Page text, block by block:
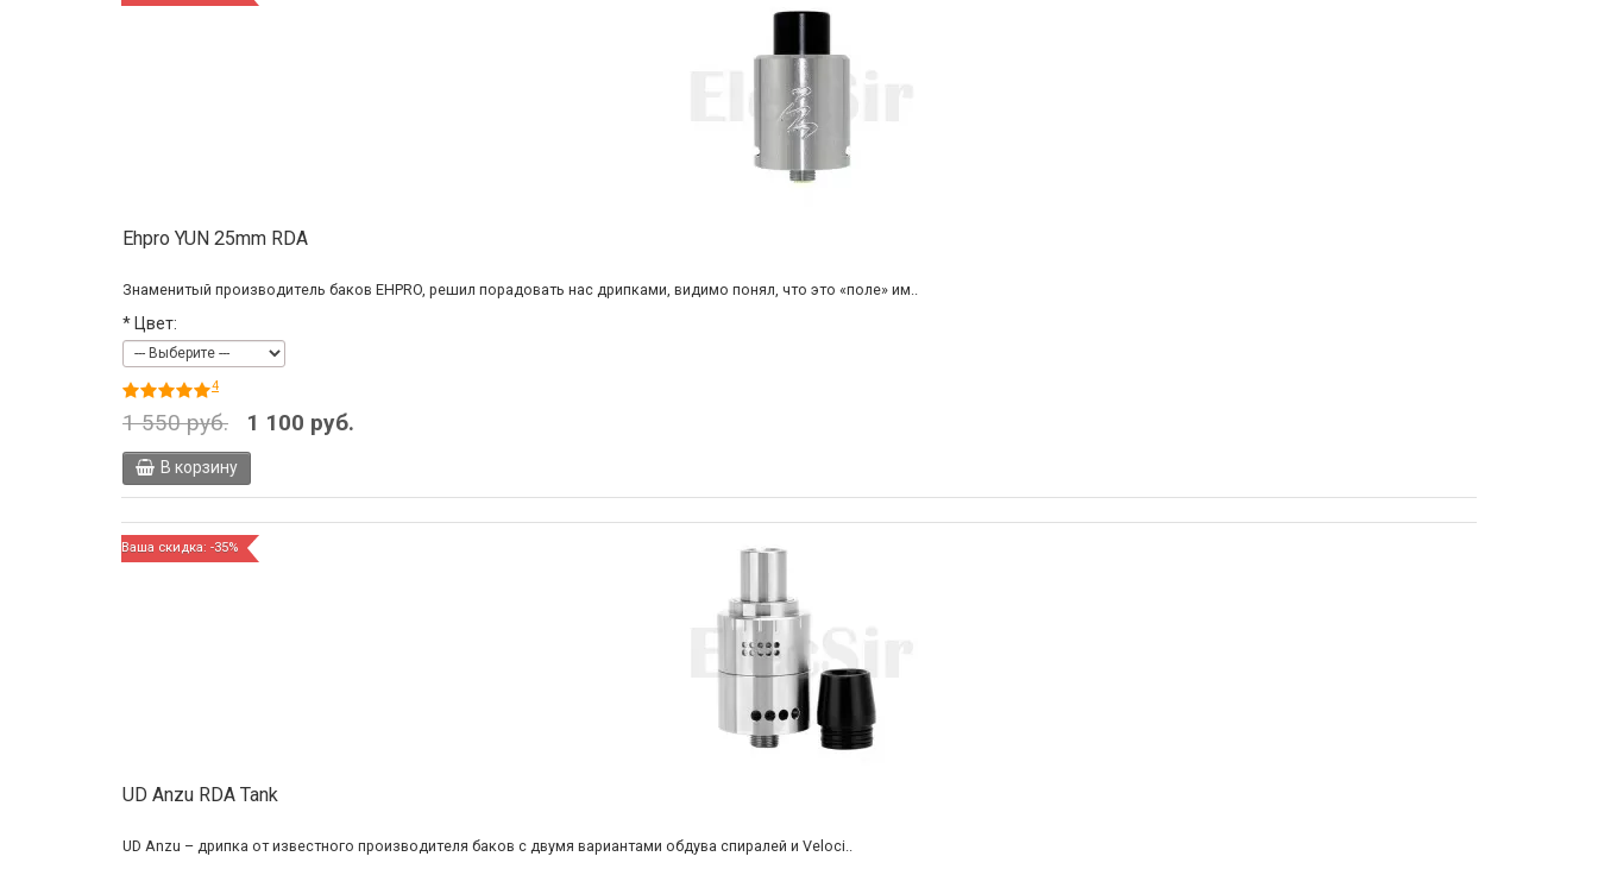
Ehpro YUN 25mm RDA
Знаменитый производитель баков EHPRO, решил порадовать нас дрипками, видимо понял, что это «поле» им..
* Цвет:
4
1 550 руб. 1 100 руб.
В корзину
Ваша скидка: -35%
UD Anzu RDA Tank
UD Anzu – дрипка от известного производителя баков с двумя вариантами обдува спиралей и Veloci..